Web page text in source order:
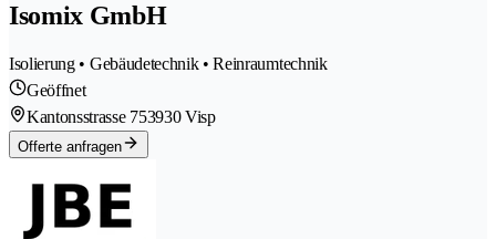
Isomix GmbH
Isolierung • Gebäudetechnik • Reinraumtechnik
Geöffnet
Kantonsstrasse 753930 Visp
Offerte anfragen